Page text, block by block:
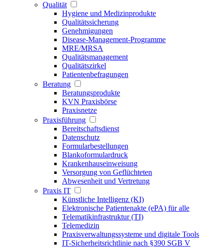
Qualität
Hygiene und Medizinprodukte
Qualitätssicherung
Genehmigungen
Disease-Management-Programme
MRE/MRSA
Qualitätsmanagement
Qualitätszirkel
Patientenbefragungen
Beratung
Beratungsprodukte
KVN Praxisbörse
Praxisnetze
Praxisführung
Bereitschaftsdienst
Datenschutz
Formularbestellungen
Blankoformulardruck
Krankenhauseinweisung
Versorgung von Geflüchteten
Abwesenheit und Vertretung
Praxis IT
Künstliche Intelligenz (KI)
Elektronische Patientenakte (ePA) für alle
Telematikinfrastruktur (TI)
Telemedizin
Praxisverwaltungssysteme und digitale Tools
IT-Sicherheitsrichtlinie nach §390 SGB V